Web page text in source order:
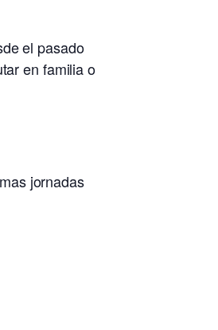
el pasado
en familia o
jornadas